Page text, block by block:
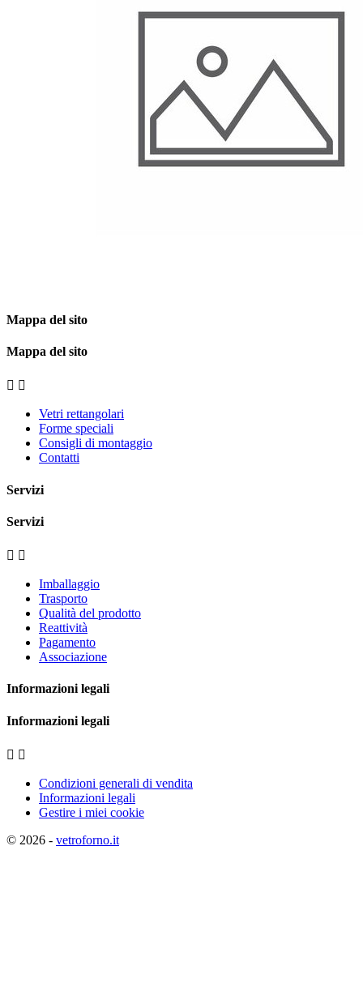
Mappa del sito
Mappa del sito
 
Vetri rettangolari
Forme speciali
Consigli di montaggio
Contatti
Servizi
Servizi
 
Imballaggio
Trasporto
Qualità del prodotto
Reattività
Pagamento
Associazione
Informazioni legali
Informazioni legali
 
Condizioni generali di vendita
Informazioni legali
Gestire i miei cookie
© 2026 - vetroforno.it